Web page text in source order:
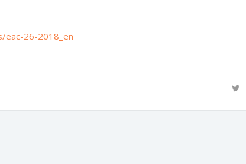
eac-26-2018_en